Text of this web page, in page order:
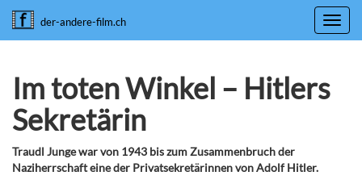
der-andere-film.ch
Im toten Winkel – Hitlers
Sekretärin
Traudl Junge war von 1943 bis zum Zusammenbruch der
Naziherrschaft eine der Privatsekretärinnen von Adolf Hitler.